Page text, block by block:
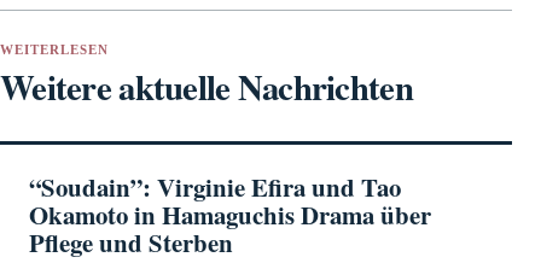
WEITERLESEN
Weitere aktuelle Nachrichten
“Soudain”: Virginie Efira und Tao
Okamoto in Hamaguchis Drama über
Pflege und Sterben